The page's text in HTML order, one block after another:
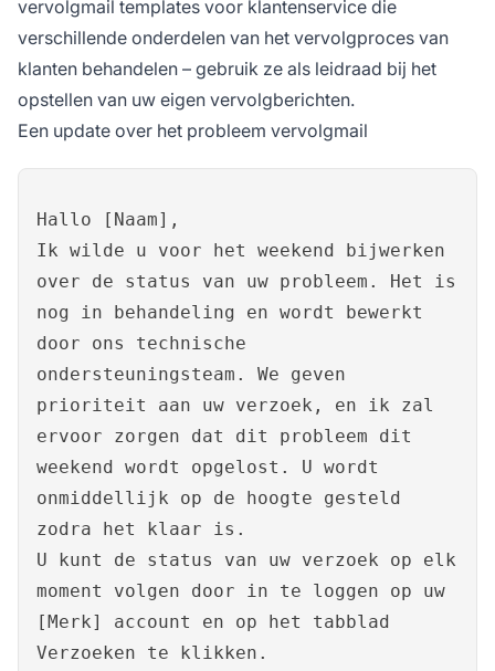
vervolgmail templates voor klantenservice die
verschillende onderdelen van het vervolgproces van
klanten behandelen – gebruik ze als leidraad bij het
opstellen van uw eigen vervolgberichten.
Een update over het probleem vervolgmail
Hallo [Naam],
Ik wilde u voor het weekend bijwerken
over de status van uw probleem. Het is
nog in behandeling en wordt bewerkt
door ons technische
ondersteuningsteam. We geven
prioriteit aan uw verzoek, en ik zal
ervoor zorgen dat dit probleem dit
weekend wordt opgelost. U wordt
onmiddellijk op de hoogte gesteld
zodra het klaar is.
U kunt de status van uw verzoek op elk
moment volgen door in te loggen op uw
[Merk] account en op het tabblad
Verzoeken te klikken.